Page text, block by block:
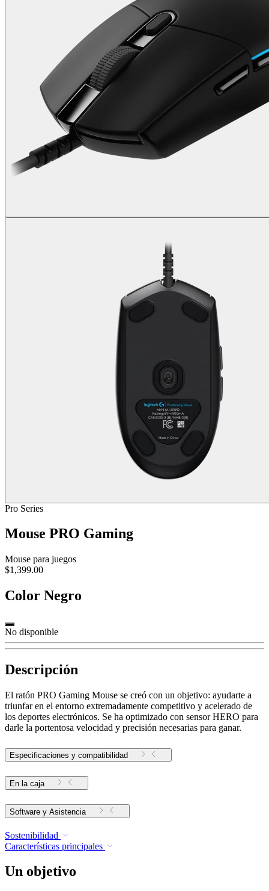
Pro Series
Mouse PRO Gaming
Mouse para juegos
$1,399.00
Color Negro
No disponible
Descripción
El ratón PRO Gaming Mouse se creó con un objetivo: ayudarte a
triunfar en el entorno extremadamente competitivo y acelerado de
los deportes electrónicos. Se ha optimizado con sensor HERO para
darle la portentosa velocidad y precisión necesarias para ganar.
Especificaciones y compatibilidad
En la caja
Software y Asistencia
Sostenibilidad
Características principales
Un objetivo